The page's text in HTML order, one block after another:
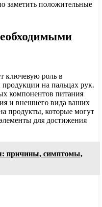
заметить положительные
ключевую роль в
на пальцах рук.
компонентов питания
и внешнего вида ваших
продукты, которые могут
для достижения
причины, симптомы,